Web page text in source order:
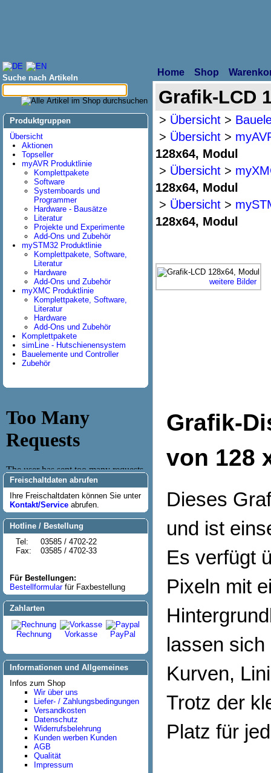
Suche nach Artikeln
Produktgruppen
Übersicht
Aktionen
Topseller
myAVR Produktlinie
Komplettpakete
Software
Systemboards und
Programmer
Hardware - Bausätze
Literatur
Projekte und Experimente
Add-Ons und Zubehör
mySTM32 Produktlinie
Komplettpakete, Software,
Literatur
Hardware
Add-Ons und Zubehör
myXMC Produktlinie
Komplettpakete, Software,
Literatur
Hardware
Add-Ons und Zubehör
Komplettpakete
simLine - Hutschienensystem
Bauelemente und Controller
Zubehör
Freischaltdaten abrufen
Ihre Freischaltdaten können Sie unter
Kontakt/Service abrufen.
Hotline / Bestellung
Tel:
Fax:
03585 / 4702-22
03585 / 4702-33
Für Bestellungen:
Bestellformularfür Faxbestellung
Zahlarten
Rechnung Vorkasse PayPal
Informationen und Allgemeines
Infos zum Shop
Wir über uns
Liefer- / Zahlungsbedingungen
Versandkosten
Datenschutz
Widerrufsbelehrung
Kunden werben Kunden
AGB
Qualität
Impressum
Home Shop
Grafik-LCD
> Übersicht >
> Übersicht >
128x64, Modul
> Übersicht >
128x64, Modul
> Übersicht >
128x64, Modul
weitere Bilder
Grafik-
von 128
Dieses
und ist
Es verfügt
Pixeln mit
lassen
Kurven,
Trotz der
Platz für